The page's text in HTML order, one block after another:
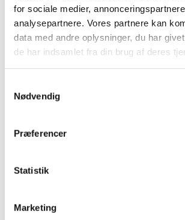
for sociale medier,
analysepartnere. Vores partnere kan
data med andre oplysninger, du har
de har indsamlet fra din brug af deres
Nødvendig
Præferencer
Statistik
Marketing